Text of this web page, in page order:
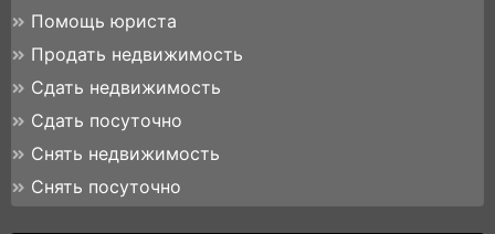
Помощь юриста
Продать недвижимость
Сдать недвижимость
Сдать посуточно
Снять недвижимость
Снять посуточно